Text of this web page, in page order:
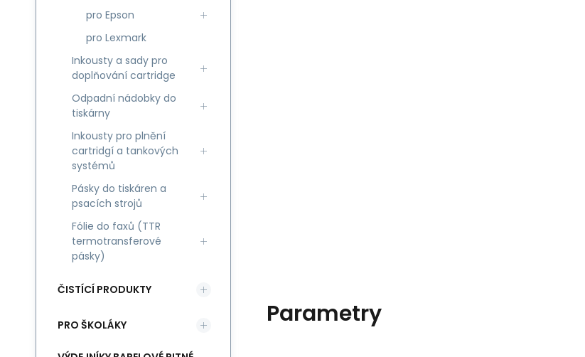
Parametry
pro Epson
pro Lexmark
Inkousty a sady pro
doplňování cartridge
Odpadní nádobky do
tiskárny
Inkousty pro plnění
cartridgí a tankových
systémů
Pásky do tiskáren a
psacích strojů
Fólie do faxů (TTR
termotransferové
pásky)
ČISTÍCÍ PRODUKTY
PRO ŠKOLÁKY